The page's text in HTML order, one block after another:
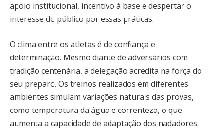
apoio institucional, incentivo à base e despertar o
interesse do público por essas práticas.
O clima entre os atletas é de confiança e
determinação. Mesmo diante de adversários com
tradição centenária, a delegação acredita na força do
seu preparo. Os treinos realizados em diferentes
ambientes simulam variações naturais das provas,
como temperatura da água e correnteza, o que
aumenta a capacidade de adaptação dos nadadores.